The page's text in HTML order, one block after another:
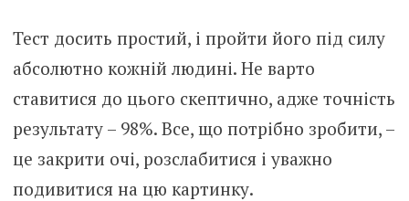
Тест досить простий, і пройти його під силу
абсолютно кожній людині. Не варто
ставитися до цього скептично, адже точність
результату – 98%. Все, що потрібно зробити, –
це закрити очі, розслабитися і уважно
подивитися на цю картинку.